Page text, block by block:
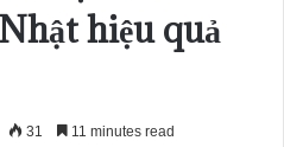
hiệu quả
31 11 minutes read